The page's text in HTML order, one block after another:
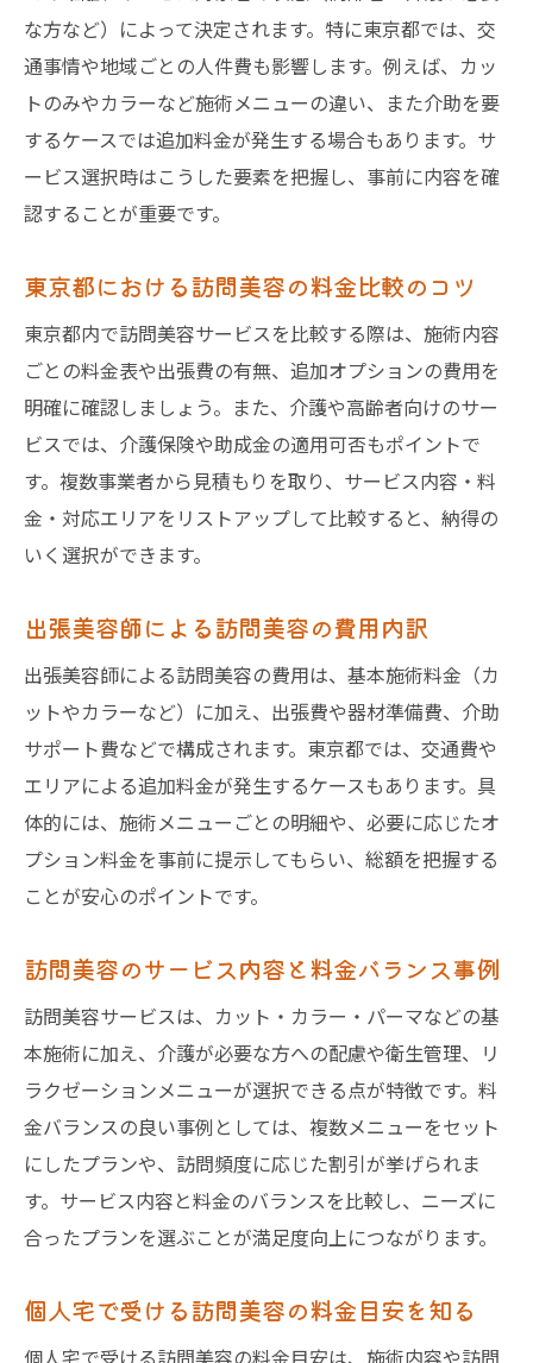
な方など）によって決定されます。特に東京都では、交
通事情や地域ごとの人件費も影響します。例えば、カッ
トのみやカラーなど施術メニューの違い、また介助を要
するケースでは追加料金が発生する場合もあります。サ
ービス選択時はこうした要素を把握し、事前に内容を確
認することが重要です。
東京都における訪問美容の料金比較のコツ
東京都内で訪問美容サービスを比較する際は、施術内容
ごとの料金表や出張費の有無、追加オプションの費用を
明確に確認しましょう。また、介護や高齢者向けのサー
ビスでは、介護保険や助成金の適用可否もポイントで
す。複数事業者から見積もりを取り、サービス内容・料
金・対応エリアをリストアップして比較すると、納得の
いく選択ができます。
出張美容師による訪問美容の費用内訳
出張美容師による訪問美容の費用は、基本施術料金（カ
ットやカラーなど）に加え、出張費や器材準備費、介助
サポート費などで構成されます。東京都では、交通費や
エリアによる追加料金が発生するケースもあります。具
体的には、施術メニューごとの明細や、必要に応じたオ
プション料金を事前に提示してもらい、総額を把握する
ことが安心のポイントです。
訪問美容のサービス内容と料金バランス事例
訪問美容サービスは、カット・カラー・パーマなどの基
本施術に加え、介護が必要な方への配慮や衛生管理、リ
ラクゼーションメニューが選択できる点が特徴です。料
金バランスの良い事例としては、複数メニューをセット
にしたプランや、訪問頻度に応じた割引が挙げられま
す。サービス内容と料金のバランスを比較し、ニーズに
合ったプランを選ぶことが満足度向上につながります。
個人宅で受ける訪問美容の料金目安を知る
個人宅で受ける訪問美容の料金目安は、施術内容や訪問